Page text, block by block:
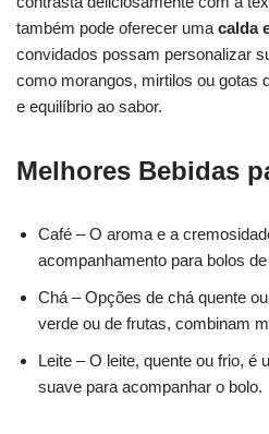
também pode oferecer uma calda
convidados possam personalizar
como morangos, mirtilos ou gotas
e equilíbrio ao sabor.
Melhores Bebidas
Café – O aroma e a
acompanhamento para bolos
Chá – Opções de chá quente
verde ou de frutas, combinam
Leite – O leite, quente ou frio, é
suave para acompanhar o bolo.